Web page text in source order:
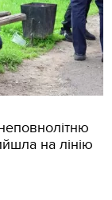
на лінію